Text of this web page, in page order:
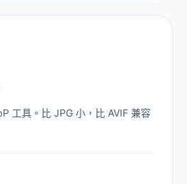
工具。比 JPG 小，比 AVIF 兼容